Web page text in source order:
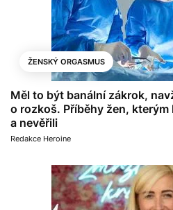
ŽENSKÝ ORGASMUS
Měl to být banální zákrok,
o rozkoš. Příběhy žen, kterým
a nevěřili
Redakce Heroine